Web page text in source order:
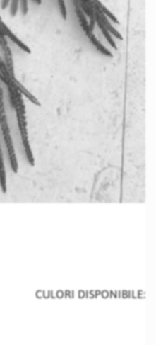
CULORI DISPONIBILE: